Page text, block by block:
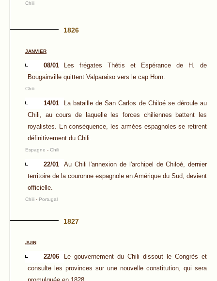
Chili
1826
JANVIER
08/01
Les frégates Thétis et Espérance de H. de
Bougainville quittent Valparaiso vers le cap Horn.
Chili
14/01
La bataille de San Carlos de Chiloé se déroule au
Chili, au cours de laquelle les forces chiliennes battent les
royalistes. En conséquence, les armées espagnoles se retirent
définitivement du Chili.
Espagne - Chili
22/01
Au Chili l'annexion de l'archipel de Chiloé, dernier
territoire de la couronne espagnole en Amérique du Sud, devient
officielle.
Chili - Portugal
1827
JUIN
22/06
Le gouvernement du Chili dissout le Congrès et
consulte les provinces sur une nouvelle constitution, qui sera